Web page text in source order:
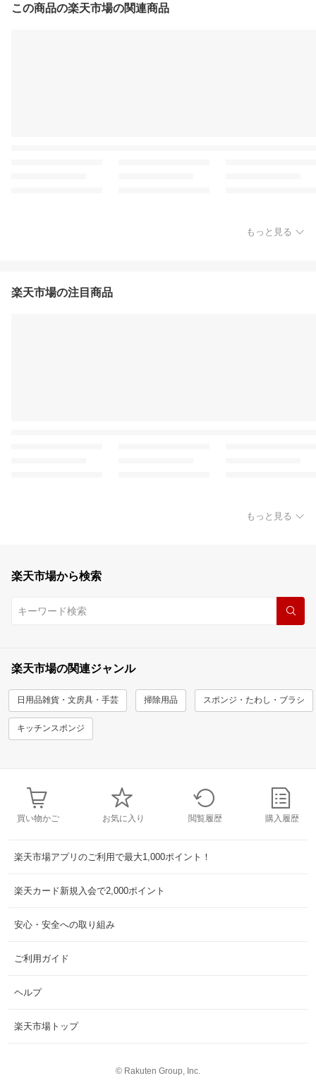
この商品の楽天市場の関連商品
もっと見る
楽天市場の注目商品
もっと見る
楽天市場から検索
楽天市場の関連ジャンル
日用品雑貨・文房具・手芸 掃除用品 スポンジ・たわし・ブラシ
キッチンスポンジ
買い物かご お気に入り 閲覧履歴 購入履歴
楽天市場アプリのご利用で最大1,000ポイント！
楽天カード新規入会で2,000ポイント
安心・安全への取り組み
ご利用ガイド
ヘルプ
楽天市場トップ
© Rakuten Group, Inc.